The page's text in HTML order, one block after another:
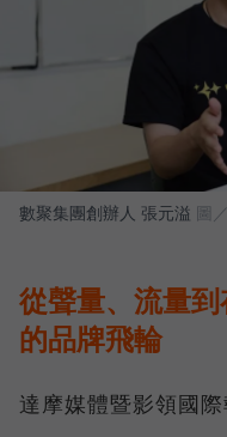
數聚集團創辦人 張元溢 圖
從聲量、流量
的品牌飛輪
達摩媒體暨影領國